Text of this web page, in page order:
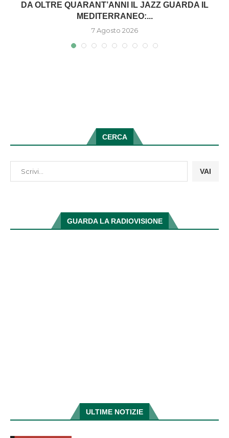
DA OLTRE QUARANT’ANNI IL JAZZ GUARDA IL
MEDITERRANEO:...
7 Agosto 2026
CERCA
VAI
GUARDA LA RADIOVISIONE
ULTIME NOTIZIE